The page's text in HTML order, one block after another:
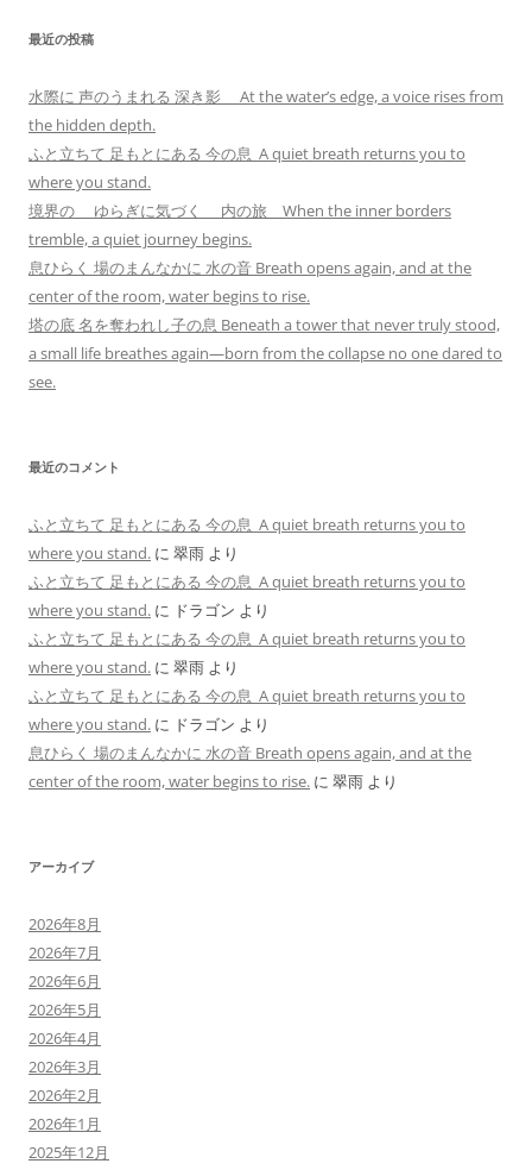
最近の投稿
水際に 声のうまれる 深き影 At the water’s edge, a voice rises from
the hidden depth.
ふと立ちて 足もとにある 今の息 A quiet breath returns you to
where you stand.
境界の ゆらぎに気づく 内の旅 When the inner borders
tremble, a quiet journey begins.
息ひらく 場のまんなかに 水の音 Breath opens again, and at the
center of the room, water begins to rise.
塔の底 名を奪われし子の息 Beneath a tower that never truly stood,
a small life breathes again—born from the collapse no one dared to
see.
最近のコメント
ふと立ちて 足もとにある 今の息 A quiet breath returns you to
where you stand. に 翠雨 より
ふと立ちて 足もとにある 今の息 A quiet breath returns you to
where you stand. に ドラゴン より
ふと立ちて 足もとにある 今の息 A quiet breath returns you to
where you stand. に 翠雨 より
ふと立ちて 足もとにある 今の息 A quiet breath returns you to
where you stand. に ドラゴン より
息ひらく 場のまんなかに 水の音 Breath opens again, and at the
center of the room, water begins to rise. に 翠雨 より
アーカイブ
2026年8月
2026年7月
2026年6月
2026年5月
2026年4月
2026年3月
2026年2月
2026年1月
2025年12月